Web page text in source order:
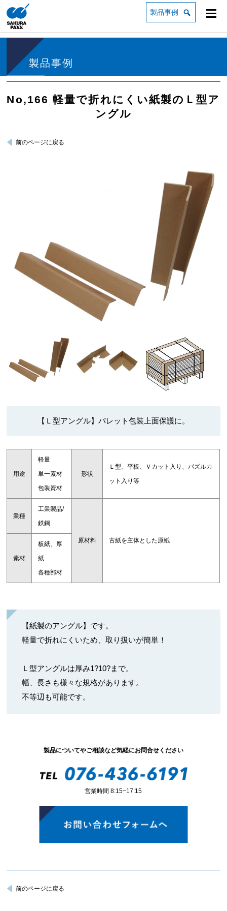
製品事例
製品事例
No,166 軽量で折れにくい紙製のＬ型ア
ングル
前のページに戻る
【Ｌ型アングル】パレット包装上面保護に。
用途
軽量
単一素材
包装資材
形状
Ｌ型、平板、Ｖカット入り、パズルカ
ット入り等
業種
工業製品/
鉄鋼
原材料 古紙を主体とした原紙
素材
板紙、厚
紙
各種部材
【紙製のアングル】です。
軽量で折れにくいため、取り扱いが簡単！
Ｌ型アングルは厚み1?10?まで。
幅、長さも様々な規格があります。
不等辺も可能です。
製品についてやご相談など気軽にお問合せください
営業時間 8:15−17:15
前のページに戻る